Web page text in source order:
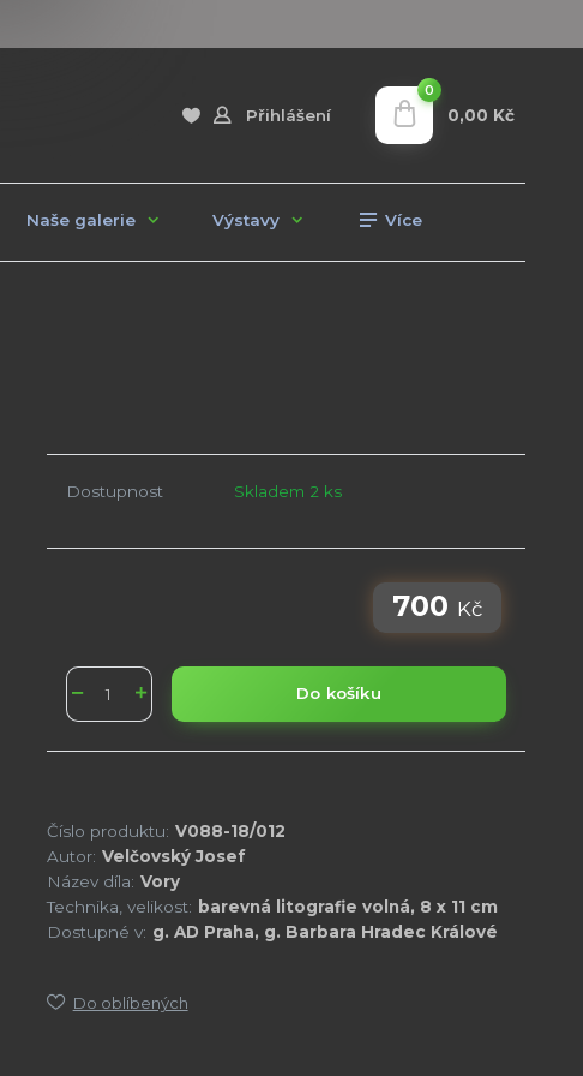
Přihlášení
0
0,00 Kč
Naše galerie Výstavy Více
Dostupnost Skladem 2 ks
700 Kč
Do košíku
Číslo produktu: V088-18/012
Autor: Velčovský Josef
Název díla: Vory
Technika, velikost: barevná litografie volná, 8 x 11 cm
Dostupné v: g. AD Praha, g. Barbara Hradec Králové
Do oblíbených